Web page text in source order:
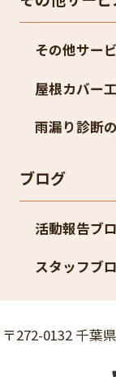
その他サー
屋根カバー
雨漏り診断
ブログ
活動報告ブ
スタッフブ
〒272-0132 千葉